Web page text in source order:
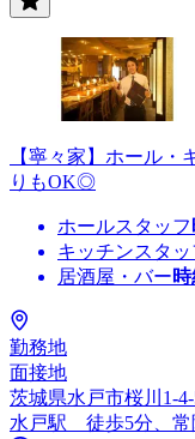
【寧々家】ホール・
りもOK◎
ホールスタッフ
キッチンスタッ
居酒屋・バー
勤務地
面接地
茨城県水戸市桜川1-
水戸駅 徒歩5分、